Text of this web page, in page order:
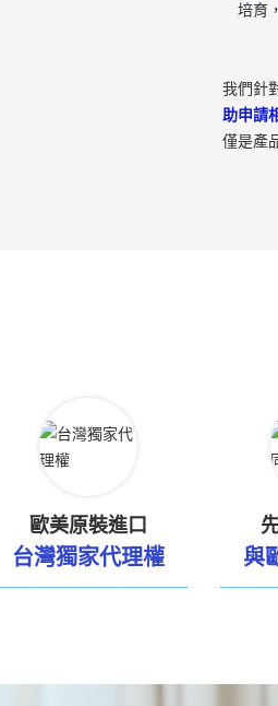
培育
我們針
助申請
僅是產
歐美原裝進口
台灣獨家代理權 與